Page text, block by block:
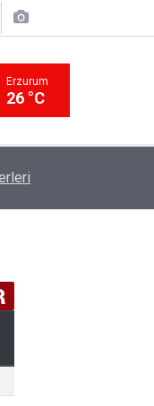
Erzurum
26 °C
işletmelerine sıkı